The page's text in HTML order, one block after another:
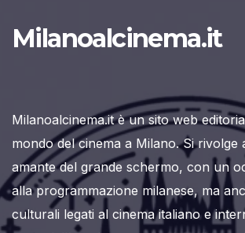
Milanoalcinema.it
Milanoalcinema.it è un sito web
mondo del cinema a Milano. Si rivolge
amante del grande schermo, con un
alla programmazione milanese, ma
culturali legati al cinema italiano e